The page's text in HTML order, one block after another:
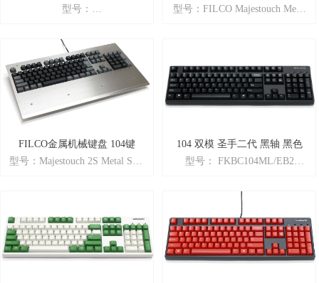
PBT多媒体版
型号：
商品名： Majestouch2「圣手系
列」二代
颜色： 夜光骷髅
特性： 英语ASCII配列 + Cherry
红轴 + N-key rollover全键无冲
突 + 全新二代
甲版
型号：FILCO Majestouch Metal
颜色： 金属原色 SUS430
特性： 日本生产 + 高度可调节
+ 金属制品 + 茶青红银四轴可
选
尺寸：W432 x D223 x H70mm
FILCO金属机械键盘 104键
型号：Majestouch 2S Metal SUS
颜色： 金属原色
特性： 日产+高度可调+金属制
+茶青红银四轴可选
重量：4.4KG
104 双模 圣手二代 黑轴 黑色
型号： FKBC104ML/EB2
2「104圣手二代」 蓝牙有线双
模版
颜色： 黑（框体）
特性： 英语ASCII配列 + Cherry
轴 + 蓝牙/有线双模 + 多媒体功
能